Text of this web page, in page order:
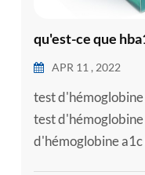
qu'est-ce que
APR 11 , 2022
test
test
d'hémoglobine